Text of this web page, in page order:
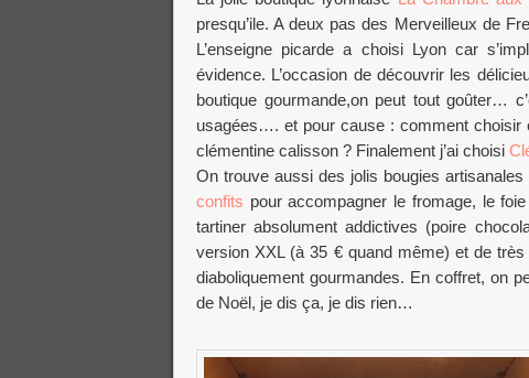
presqu’ile. A deux pas des Merveilleux de
L’enseigne picarde a choisi Lyon car
évidence. L’occasion de découvrir les
boutique gourmande,on peut tout goûter…
usagées…. et pour cause : comment choisir
clémentine calisson ? Finalement j’ai choisi
On trouve aussi des jolis bougies
confits pour accompagner le fromage, le
tartiner absolument addictives (poire
version XXL (à 35 € quand même) et de
diaboliquement gourmandes. En coffret, on
de Noël, je dis ça, je dis rien…